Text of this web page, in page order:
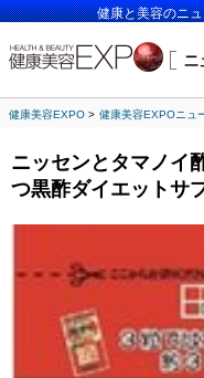
健康と美容のニ
健康美容EXPO 健康美容EXPOニュ
ニッセンとタマノイ
つ黒酢ダイエットサ